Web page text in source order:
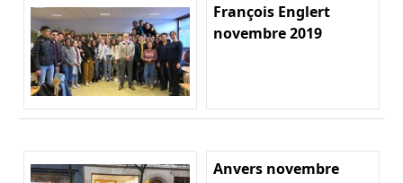
François Englert
novembre 2019
Anvers novembre